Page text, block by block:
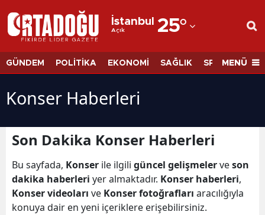
İstanbul
Açık 25°
Adana
Adıyaman
Ağrı
Antalya
Artvin
GÜNDEM POLİTİKA EKONOMİ SAĞLIK SPORMENÜ
Konser Haberleri
Son Dakika Konser Haberleri
Bu sayfada, Konser ile ilgili güncel gelişmelerveson
dakika haberleri yer almaktadır. Konser haberleri,
Konser videoları ve Konser fotoğrafları aracılığıyla
konuya dair en yeni içeriklere erişebilirsiniz.